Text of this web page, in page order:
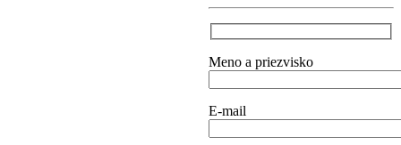
Meno a priezvisko
E-mail